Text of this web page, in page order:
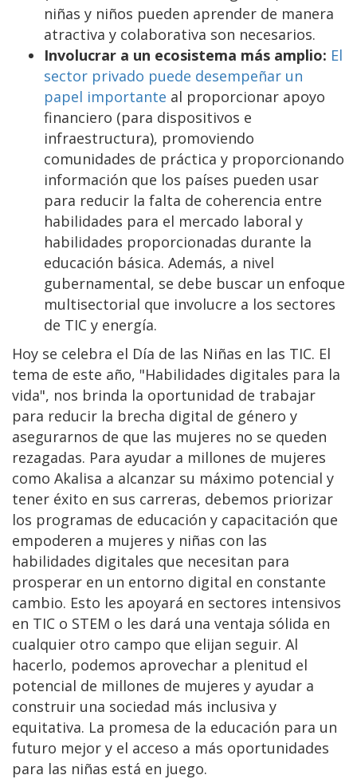
niñas y niños pueden aprender de manera
atractiva y colaborativa son necesarios.
Involucrar a un ecosistema más amplio: El
sector privado puede desempeñar un
papel importante al proporcionar apoyo
financiero (para dispositivos e
infraestructura), promoviendo
comunidades de práctica y proporcionando
información que los países pueden usar
para reducir la falta de coherencia entre
habilidades para el mercado laboral y
habilidades proporcionadas durante la
educación básica. Además, a nivel
gubernamental, se debe buscar un enfoque
multisectorial que involucre a los sectores
de TIC y energía.
Hoy se celebra el Día de las Niñas en las TIC. El
tema de este año, "Habilidades digitales para la
vida", nos brinda la oportunidad de trabajar
para reducir la brecha digital de género y
asegurarnos de que las mujeres no se queden
rezagadas. Para ayudar a millones de mujeres
como Akalisa a alcanzar su máximo potencial y
tener éxito en sus carreras, debemos priorizar
los programas de educación y capacitación que
empoderen a mujeres y niñas con las
habilidades digitales que necesitan para
prosperar en un entorno digital en constante
cambio. Esto les apoyará en sectores intensivos
en TIC o STEM o les dará una ventaja sólida en
cualquier otro campo que elijan seguir. Al
hacerlo, podemos aprovechar a plenitud el
potencial de millones de mujeres y ayudar a
construir una sociedad más inclusiva y
equitativa. La promesa de la educación para un
futuro mejor y el acceso a más oportunidades
para las niñas está en juego.